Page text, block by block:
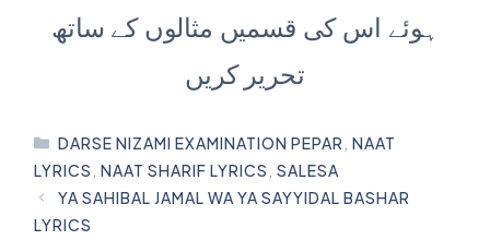
ہوئے اس کی قسمیں مثالوں کے ساتھ
تحریر کریں
CATEGORIES
DARSE NIZAMI EXAMINATION PEPAR ,NAAT
LYRICS NAAT SHARIF LYRICS SALESA
YA SAHIBAL JAMAL WA YA SAYYIDAL BASHAR
LYRICS